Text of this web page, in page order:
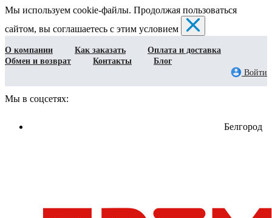
Мы используем cookie-файлы. Продолжая пользоваться
сайтом, вы соглашаетесь с этим условием
О компании Как заказать
Оплата и доставка
Обмен и возврат
Контакты
Блог
Войти
Мы в соцсетях:
Белгород